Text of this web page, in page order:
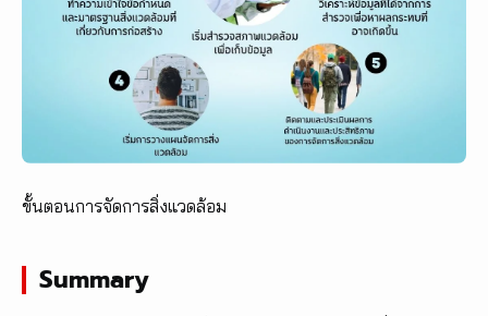
ขั้นตอนการจัดการสิ่งแวดล้อม
Summary